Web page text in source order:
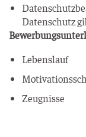
Daten­schutz
Lebens­lauf
Zeug­nis­se